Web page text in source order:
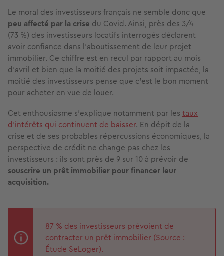
Le moral des investisseurs français ne semble donc que
peu affecté par la crise du Covid. Ainsi, près des 3/4
(73 %) des investisseurs locatifs interrogés déclarent
avoir confiance dans l’aboutissement de leur projet
immobilier. Ce chiffre est en recul par rapport au mois
d'avril et bien que la moitié des projets soit impactée, la
moitié des investisseurs pense que c’est le bon moment
pour acheter en vue de louer.
Cet enthousiasme s’explique notamment par les taux
d’intérêts qui continuent de baisser. En dépit de la
crise et de ses probables répercussions économiques, la
perspective de crédit ne change pas chez les
investisseurs : ils sont près de 9 sur 10 à prévoir de
souscrire un prêt immobilier pour financer leur
acquisition.
87 % des investisseurs prévoient de
contracter un prêt immobilier (Source :
Étude SeLoger).